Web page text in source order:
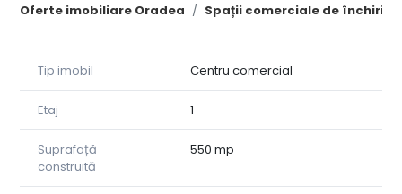
Oferte imobiliare Oradea Spații comerciale de închiriat
Spatiul 1: Romeur
Posibilitate parcare
Stare imobil: modernizat
Tip imobil Centru comercial
Etaj 1
Suprafață
construită
550 mp